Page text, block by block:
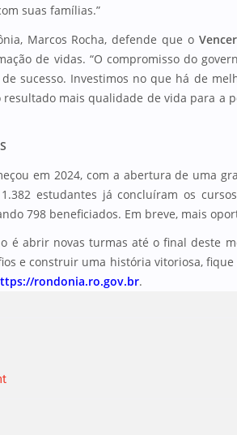
suas famílias.”
Marcos Rocha, defende que oVencer
de vidas. “O compromisso do
sucesso. Investimos no que há de
mais qualidade de vida para a
em 2024, com a abertura de uma
estudantes já concluíram os
798 beneficiados. Em breve, mais
é abrir novas turmas até o final deste
e construir uma história vitoriosa,
rondonia.ro.gov.br.